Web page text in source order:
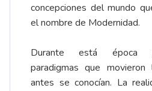
concepciones del mundo
el nombre de Modernidad.
Durante está época
paradigmas que
antes se conocían. La